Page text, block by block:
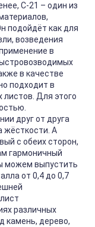
С-21 – один из
подойдёт как для
возведения
в
в качестве
подходит в
Для этого
друг от друга
жёсткости. А
с обеих сторон,
гармоничный
можем выпустить
от 0,4 до 0,7
различных
камень, дерево,